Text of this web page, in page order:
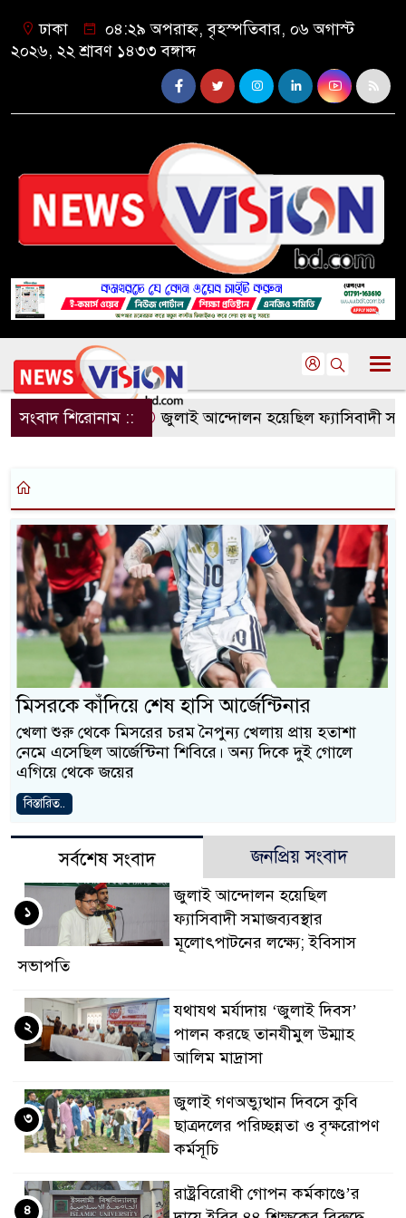
ঢাকা
০৪:২৯ অপরাহ্ন, বৃহস্পতিবার, ০৬ অগাস্ট
২০২৬, ২২ শ্রাবণ ১৪৩৩ বঙ্গাব্দ
সংবাদ শিরোনাম :: জুলাই আন্দোলন হয়েছিল ফ্যাসিবাদী
মিসরকে কাঁদিয়ে শেষ হাসি আর্জেন্টিনার
খেলা শুরু থেকে মিসরের চরম নৈপুন্য খেলায় প্রায় হতাশা
নেমে এসেছিল আর্জেন্টিনা শিবিরে। অন্য দিকে দুই গোলে
এগিয়ে থেকে জয়ের
বিস্তারিত..
সর্বশেষ সংবাদ জনপ্রিয় সংবাদ
জুলাই আন্দোলন হয়েছিল
ফ্যাসিবাদী সমাজব্যবস্থার
মূলোৎপাটনের লক্ষ্যে; ইবিসাস
সভাপতি
১
যথাযথ মর্যাদায় ‘জুলাই দিবস’
পালন করছে তানযীমুল উম্মাহ
আলিম মাদ্রাসা
২
জুলাই গণঅভ্যুত্থান দিবসে কুবি
ছাত্রদলের পরিচ্ছন্নতা ও বৃক্ষরোপণ
কর্মসূচি
৩
রাষ্ট্রবিরোধী গোপন কর্মকাণ্ডে’র
৪